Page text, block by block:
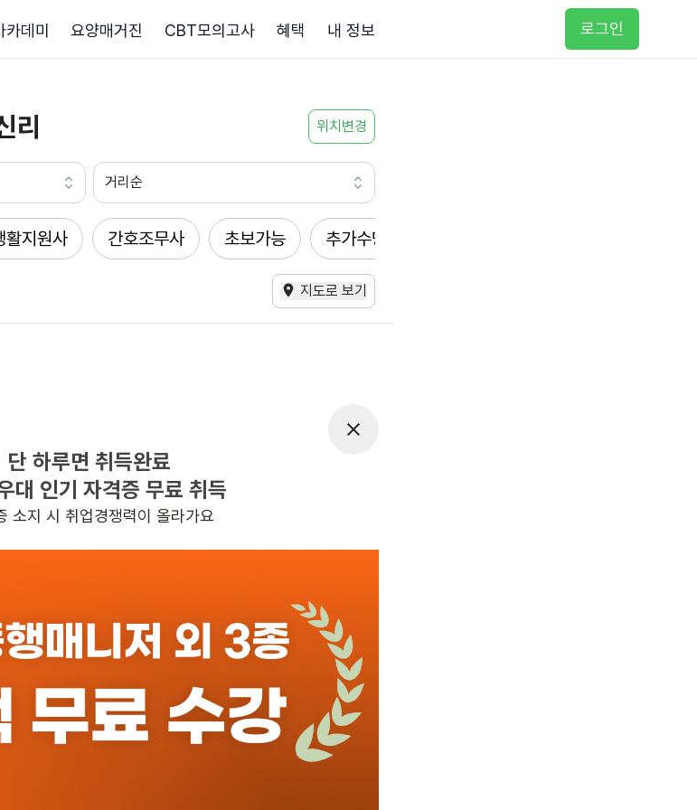
데미 요양매거진 CBT모의고사 혜택 내 정보 로그인
리 위치변경
거리순
활지원사 간호조무사 초보가능 추가수당
지도로 보기
찾으시는 조건의 일자리가 없습니다
더 노력하는 케어파트너가 되겠습니다.
단 하루면 취득완료
대 인기 자격증 무료 취득
소지 시 취업경쟁력이 올라가요